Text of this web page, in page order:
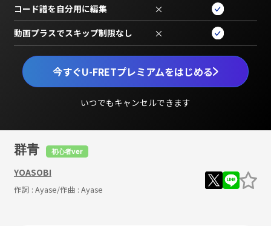
今すぐU-FRETプレミアムをはじめる
いつでもキャンセルできます
コード譜を自分用に編集 ×
動画プラスでスキップ制限なし ×
群青 初心者ver
YOASOBI
作詞 : Ayase/作曲 : Ayase